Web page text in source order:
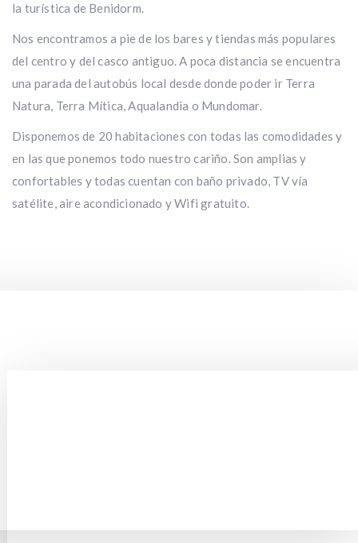
la turística de Benidorm.
Nos encontramos a pie de los bares y tiendas más populares
del centro y del casco antiguo. A poca distancia se encuentra
una parada del autobús local desde donde poder ir Terra
Natura, Terra Mítica, Aqualandia o Mundomar.
Disponemos de 20 habitaciones con todas las comodidades y
en las que ponemos todo nuestro cariño. Son amplias y
confortables y todas cuentan con baño privado, TV vía
satélite, aire acondicionado y Wifi gratuito.